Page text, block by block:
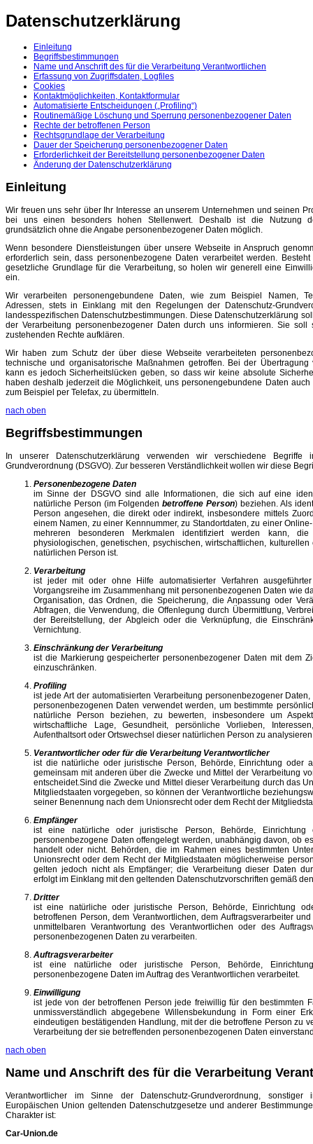
Datenschutzerklärung
Einleitung
Begriffsbestimmungen
Name und Anschrift des für die Verarbeitung Verantwortlichen
Erfassung von Zugriffsdaten, Logfiles
Cookies
Kontaktmöglichkeiten, Kontaktformular
Automatisierte Entscheidungen („Profiling“)
Routinemäßige Löschung und Sperrung personenbezogener Daten
Rechte der betroffenen Person
Rechtsgrundlage der Verarbeitung
Dauer der Speicherung personenbezogener Daten
Erforderlichkeit der Bereitstellung personenbezogener Daten
Änderung der Datenschutzerklärung
Einleitung
Wir freuen uns sehr über Ihr Interesse an unserem Unternehmen und seinen
bei uns einen besonders hohen Stellenwert. Deshalb ist die Nutzung
grundsätzlich ohne die Angabe personenbezogener Daten möglich.
Wenn besondere Dienstleistungen über unsere Webseite in Anspruch
erforderlich sein, dass personenbezogene Daten verarbeitet werden.
gesetzliche Grundlage für die Verarbeitung, so holen wir generell eine
ein.
Wir verarbeiten personengebundene Daten, wie zum Beispiel Namen,
Adressen, stets in Einklang mit den Regelungen der Datenschutz-
landesspezifischen Datenschutzbestimmungen. Diese Datenschutzerklärung
der Verarbeitung personenbezogener Daten durch uns informieren. Sie
zustehenden Rechte aufklären.
Wir haben zum Schutz der über diese Webseite verarbeiteten
technische und organisatorische Maßnahmen getroffen. Bei der
kann es jedoch Sicherheitslücken geben, so dass wir keine absolute
haben deshalb jederzeit die Möglichkeit, uns personengebundene Daten
zum Beispiel per Telefax, zu übermitteln.
nach oben
Begriffsbestimmungen
In unserer Datenschutzerklärung verwenden wir verschiedene Begriffe
Grundverordnung (DSGVO). Zur besseren Verständlichkeit wollen wir diese
Personenbezogene Daten
im Sinne der DSGVO sind alle Informationen, die sich auf eine
natürliche Person (im Folgendenbetroffene Person) beziehen. Als
Person angesehen, die direkt oder indirekt, insbesondere mittels
einem Namen, zu einer Kennnummer, zu Standortdaten, zu einer
mehreren besonderen Merkmalen identifiziert werden kann,
physiologischen, genetischen, psychischen, wirtschaftlichen,
natürlichen Person ist.
Verarbeitung
ist jeder mit oder ohne Hilfe automatisierter Verfahren
Vorgangsreihe im Zusammenhang mit personenbezogenen Daten wie
Organisation, das Ordnen, die Speicherung, die Anpassung oder
Abfragen, die Verwendung, die Offenlegung durch Übermittlung,
der Bereitstellung, der Abgleich oder die Verknüpfung, die
Vernichtung.
Einschränkung der Verarbeitung
ist die Markierung gespeicherter personenbezogener Daten mit dem
einzuschränken.
Profiling
ist jede Art der automatisierten Verarbeitung personenbezogener
personenbezogenen Daten verwendet werden, um bestimmte
natürliche Person beziehen, zu bewerten, insbesondere um
wirtschaftliche Lage, Gesundheit, persönliche Vorlieben,
Aufenthaltsort oder Ortswechsel dieser natürlichen Person zu
Verantwortlicher oder für die Verarbeitung Verantwortlicher
ist die natürliche oder juristische Person, Behörde, Einrichtung oder
gemeinsam mit anderen über die Zwecke und Mittel der Verarbeitung
entscheidet.Sind die Zwecke und Mittel dieser Verarbeitung durch das
Mitgliedstaaten vorgegeben, so können der Verantwortliche
seiner Benennung nach dem Unionsrecht oder dem Recht der
Empfänger
ist eine natürliche oder juristische Person, Behörde,
personenbezogene Daten offengelegt werden, unabhängig davon, ob
handelt oder nicht. Behörden, die im Rahmen eines bestimmten
Unionsrecht oder dem Recht der Mitgliedstaaten möglicherweise
gelten jedoch nicht als Empfänger; die Verarbeitung dieser Daten
erfolgt im Einklang mit den geltenden Datenschutzvorschriften gemäß
Dritter
ist eine natürliche oder juristische Person, Behörde, Einrichtung
betroffenen Person, dem Verantwortlichen, dem Auftragsverarbeiter
unmittelbaren Verantwortung des Verantwortlichen oder des
personenbezogenen Daten zu verarbeiten.
Auftragsverarbeiter
ist eine natürliche oder juristische Person, Behörde,
personenbezogene Daten im Auftrag des Verantwortlichen verarbeitet.
Einwilligung
ist jede von der betroffenen Person jede freiwillig für den bestimmten
unmissverständlich abgegebene Willensbekundung in Form einer
eindeutigen bestätigenden Handlung, mit der die betroffene Person zu
Verarbeitung der sie betreffenden personenbezogenen Daten
nach oben
Name und Anschrift des für die Verarbeitung
Verantwortlicher im Sinne der Datenschutz-Grundverordnung,
Europäischen Union geltenden Datenschutzgesetze und anderer
Charakter ist:
Car-Union.de